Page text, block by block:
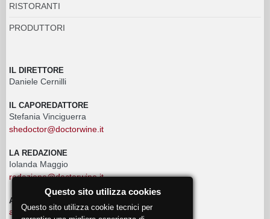
RISTORANTI
PRODUTTORI
IL DIRETTORE
Daniele Cernilli
IL CAPOREDATTORE
Stefania Vinciguerra
shedoctor@doctorwine.it
LA REDAZIONE
Iolanda Maggio
redazione@doctorwine.it
ADVERTISING
advertising@doctorwine.it
Questo sito utilizza cookies
Questo sito utilizza cookie tecnici per